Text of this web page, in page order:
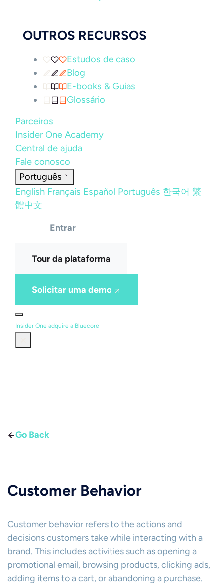
OUTROS RECURSOS
Estudos de caso
Blog
E-books & Guias
Glossário
Parceiros
Insider One Academy
Central de ajuda
Fale conosco
Português
English Français Español Português 한국어 繁
體中文
Entrar
Tour da plataforma
Solicitar uma demo
Insider One adquire a Bluecore
Go Back
Customer Behavior
Customer behavior refers to the actions and
decisions customers take while interacting with a
brand. This includes activities such as opening a
promotional email, browsing products, clicking ads,
adding items to a cart, or abandoning a purchase.